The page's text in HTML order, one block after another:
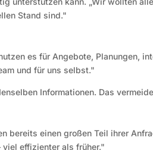
Stand sind."
es für Angebote, Planungen,
und für uns selbst."
Informationen. Das
bereits einen großen Teil ihrer
effizienter als früher."